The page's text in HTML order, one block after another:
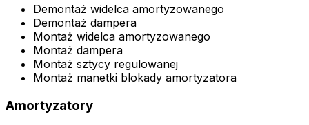
Demontaż widelca amortyzowanego
Demontaż dampera
Montaż widelca amortyzowanego
Montaż dampera
Montaż sztycy regulowanej
Montaż manetki blokady amortyzatora
Amortyzatory